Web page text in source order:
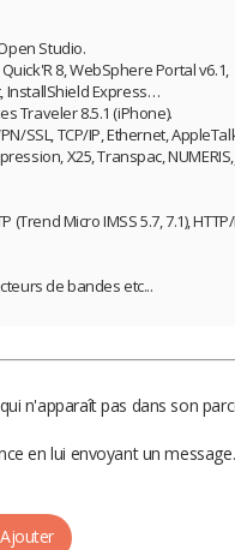
Studio.
8, WebSphere Portal v6.1,
InstallShield Express…
Traveler 8.5.1 (iPhone).
SSL, TCP/IP, Ethernet,
X25, Transpac, NUMERIS,
(Trend Micro IMSS 5.7, 7.1),
de bandes etc...
n'apparaît pas dans son
en lui envoyant un
Ajouter